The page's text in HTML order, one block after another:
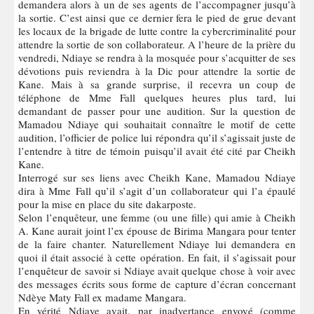
demandera alors à un de ses agents de l’accompagner jusqu’à
la sortie. C’est ainsi que ce dernier fera le pied de grue devant
les locaux de la brigade de lutte contre la cybercriminalité pour
attendre la sortie de son collaborateur. A l’heure de la prière du
vendredi, Ndiaye se rendra à la mosquée pour s’acquitter de ses
dévotions puis reviendra à la Dic pour attendre la sortie de
Kane. Mais à sa grande surprise, il recevra un coup de
téléphone de Mme Fall quelques heures plus tard, lui
demandant de passer pour une audition. Sur la question de
Mamadou Ndiaye qui souhaitait connaître le motif de cette
audition, l’officier de police lui répondra qu’il s’agissait juste de
l’entendre à titre de témoin puisqu’il avait été cité par Cheikh
Kane.
Interrogé sur ses liens avec Cheikh Kane, Mamadou Ndiaye
dira à Mme Fall qu’il s’agit d’un collaborateur qui l’a épaulé
pour la mise en place du site dakarposte.
Selon l’enquêteur, une femme (ou une fille) qui amie à Cheikh
A. Kane aurait joint l’ex épouse de Birima Mangara pour tenter
de la faire chanter. Naturellement Ndiaye lui demandera en
quoi il était associé à cette opération. En fait, il s’agissait pour
l’enquêteur de savoir si Ndiaye avait quelque chose à voir avec
des messages écrits sous forme de capture d’écran concernant
Ndèye Maty Fall ex madame Mangara.
En vérité Ndiaye avait, par inadvertance envoyé (comme